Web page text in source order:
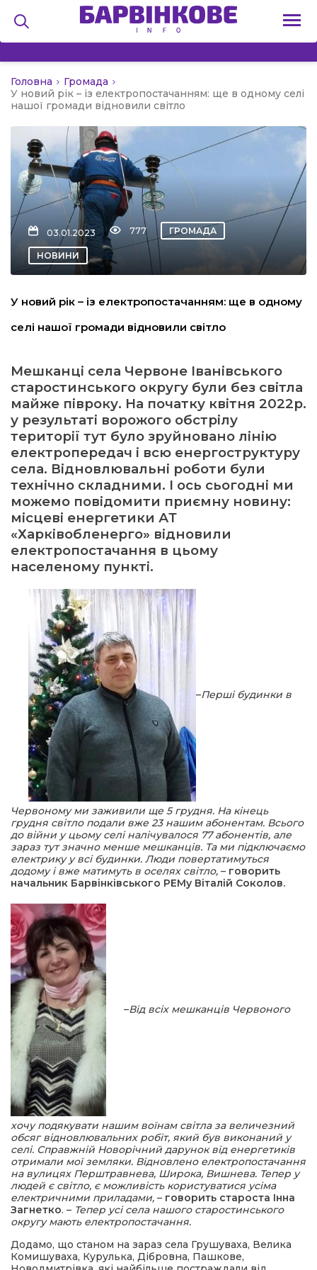
Головна
Громада
У новий рік – із електропостачанням: ще в одному селі
нашої громади відновили світло
03.01.2023 777 ГРОМАДА
НОВИНИ
У новий рік – із електропостачанням: ще в одному
селі нашої громади відновили світло
Мешканці села Червоне Іванівського
старостинського округу були без світла
майже півроку. На початку квітня 2022р.
у результаті ворожого обстрілу
території тут було зруйновано лінію
електропередач і всю енергоструктуру
села. Відновлювальні роботи були
технічно складними. І ось сьогодні ми
можемо повідомити приємну новину:
місцеві енергетики АТ
«Харківобленерго» відновили
електропостачання в цьому
населеному пункті.
–Перші будинки в
Червоному ми заживили ще 5 грудня. На кінець
грудня світло подали вже 23 нашим абонентам. Всього
до війни у цьому селі налічувалося 77 абонентів, але
зараз тут значно менше мешканців. Та ми підключаємо
електрику у всі будинки. Люди повертатимуться
додому і вже матимуть в оселях світло, – говорить
начальник Барвінківського РЕМу Віталій Соколов.
–Від всіх мешканців Червоного
хочу подякувати нашим воїнам світла за величезний
обсяг відновлювальних робіт, який був виконаний у
селі. Справжній Новорічний дарунок від енергетиків
отримали мої земляки. Відновлено електропостачання
на вулицях Перштравнева, Широка, Вишнева. Тепер у
людей є світло, є можливість користуватися усіма
електричними приладами, – говорить староста Інна
Загнетко. – Тепер усі села нашого старостинського
округу мають електропостачання.
Додамо, що станом на зараз села Грушуваха, Велика
Комишуваха, Курулька, Дібровна, Пашкове,